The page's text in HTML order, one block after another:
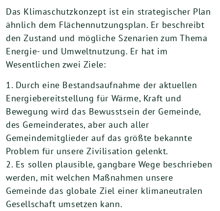
Das Klimaschutzkonzept ist ein strategischer Plan
ähnlich dem Flächennutzungsplan. Er beschreibt
den Zustand und mögliche Szenarien zum Thema
Energie- und Umweltnutzung. Er hat im
Wesentlichen zwei Ziele:
1. Durch eine Bestandsaufnahme der aktuellen
Energiebereitstellung für Wärme, Kraft und
Bewegung wird das Bewusstsein der Gemeinde,
des Gemeinderates, aber auch aller
Gemeindemitglieder auf das größte bekannte
Problem für unsere Zivilisation gelenkt.
2. Es sollen plausible, gangbare Wege beschrieben
werden, mit welchen Maßnahmen unsere
Gemeinde das globale Ziel einer klimaneutralen
Gesellschaft umsetzen kann.